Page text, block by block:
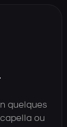
quelques
ou